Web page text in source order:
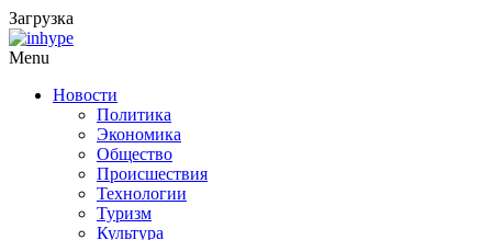
Загрузка
Menu
Новости
Политика
Экономика
Общество
Происшествия
Технологии
Туризм
Культура